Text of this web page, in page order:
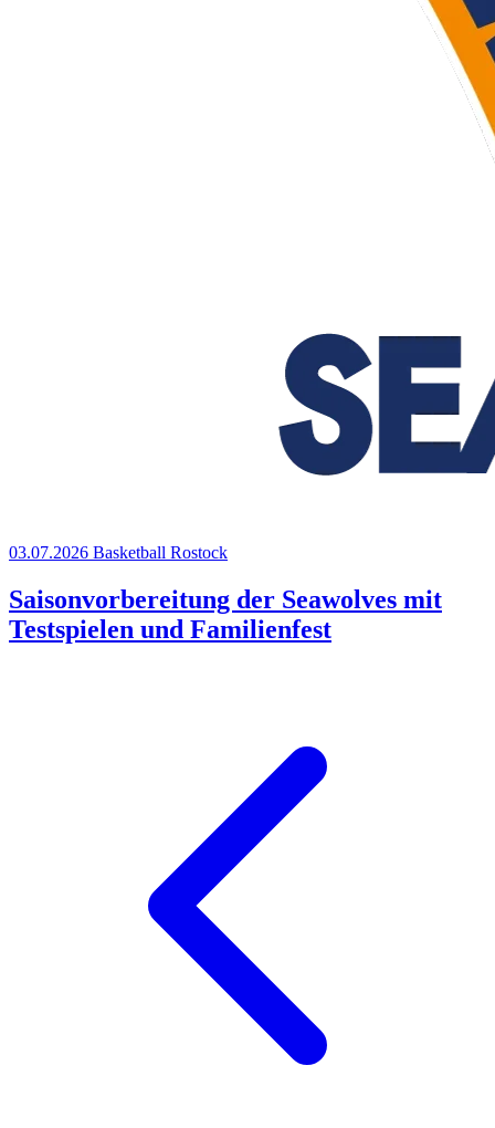
03.07.2026 Basketball Rostock
Saisonvorbereitung der Seawolves mit
Testspielen und Familienfest